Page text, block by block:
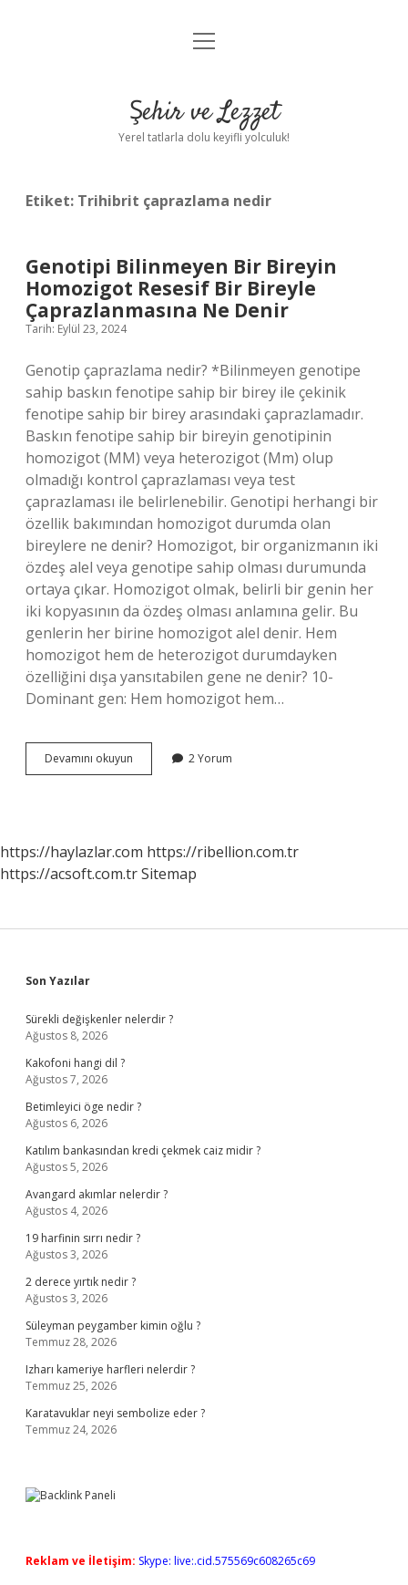
Anasayfa
Yasal Uyarı
menüyü
Şehir ve Lezzet
Yerel tatlarla dolu keyifli yolculuk!
Etiket: Trihibrit çaprazlama nedir
Genotipi Bilinmeyen Bir Bireyin
Homozigot Resesif Bir Bireyle
Çaprazlanmasına Ne Denir
Tarih: Eylül 23, 2024
Genotip çaprazlama nedir? *Bilinmeyen genotipe
sahip baskın fenotipe sahip bir birey ile çekinik
fenotipe sahip bir birey arasındaki çaprazlamadır.
Baskın fenotipe sahip bir bireyin genotipinin
homozigot (MM) veya heterozigot (Mm) olup
olmadığı kontrol çaprazlaması veya test
çaprazlaması ile belirlenebilir. Genotipi herhangi bir
özellik bakımından homozigot durumda olan
bireylere ne denir? Homozigot, bir organizmanın iki
özdeş alel veya genotipe sahip olması durumunda
ortaya çıkar. Homozigot olmak, belirli bir genin her
iki kopyasının da özdeş olması anlamına gelir. Bu
genlerin her birine homozigot alel denir. Hem
homozigot hem de heterozigot durumdayken
özelliğini dışa yansıtabilen gene ne denir? 10-
Dominant gen: Hem homozigot hem…
Devamını okuyun Genotipi
Bilinmeyen
Bir
Bireyle
2 Yorum
https://haylazlar.com https://ribellion.com.tr
https://acsoft.com.trSitemap
Sidebar
Son Yazılar
Sürekli değişkenler nelerdir ?
Ağustos 8, 2026
Kakofoni hangi dil ?
Ağustos 7, 2026
Betimleyici öge nedir ?
Ağustos 6, 2026
Katılım bankasından kredi çekmek caiz midir ?
Ağustos 5, 2026
Avangard akımlar nelerdir ?
Ağustos 4, 2026
19 harfinin sırrı nedir ?
Ağustos 3, 2026
2 derece yırtık nedir ?
Ağustos 3, 2026
Süleyman peygamber kimin oğlu ?
Temmuz 28, 2026
Izharı kameriye harfleri nelerdir ?
Temmuz 25, 2026
Karatavuklar neyi sembolize eder ?
Temmuz 24, 2026
Reklam ve İletişim: Skype: live:.cid.575569c608265c69